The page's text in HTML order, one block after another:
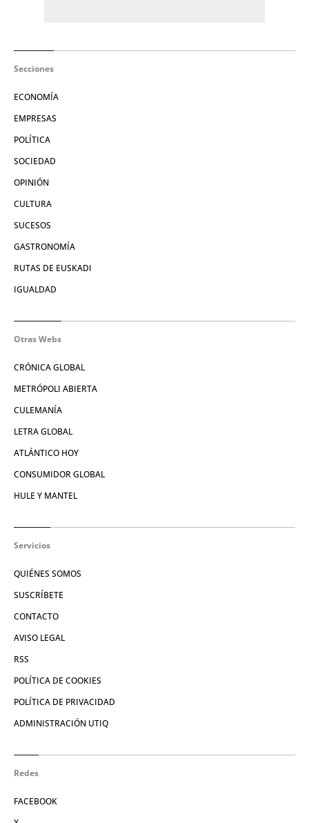
Secciones
ECONOMÍA
EMPRESAS
POLÍTICA
SOCIEDAD
OPINIÓN
CULTURA
SUCESOS
GASTRONOMÍA
RUTAS DE EUSKADI
IGUALDAD
Otras Webs
CRÓNICA GLOBAL
METRÓPOLI ABIERTA
CULEMANÍA
LETRA GLOBAL
ATLÁNTICO HOY
CONSUMIDOR GLOBAL
HULE Y MANTEL
Servicios
QUIÉNES SOMOS
SUSCRÍBETE
CONTACTO
AVISO LEGAL
RSS
POLÍTICA DE COOKIES
POLÍTICA DE PRIVACIDAD
ADMINISTRACIÓN UTIQ
Redes
FACEBOOK